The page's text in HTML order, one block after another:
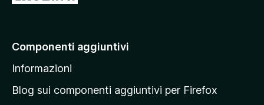
a
l
a
Componenti aggiuntivi
Informazioni
Blog sui componenti aggiuntivi per Firefox